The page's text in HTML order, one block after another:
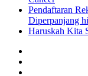
Pendaftaran
Diperpanjang
Haruskah Kita